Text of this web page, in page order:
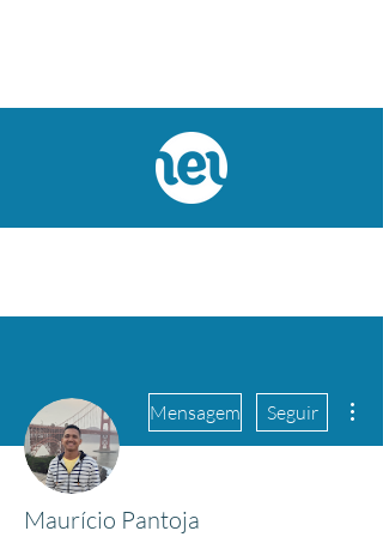
Mensagem Seguir
Maurício Pantoja